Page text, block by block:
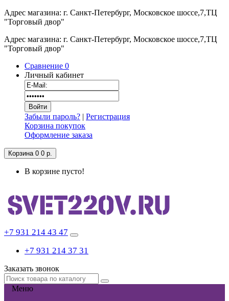
Адрес магазина: г. Санкт-Петербург, Московское шоссе,7,ТЦ
"Торговый двор"
Адрес магазина: г. Санкт-Петербург, Московское шоссе,7,ТЦ
"Торговый двор"
Сравнение 0
Личный кабинет
Забыли пароль? | Регистрация
Корзина покупок
Оформление заказа
Корзина 0 0 р.
В корзине пусто!
+7 931 214 43 47
+7 931 214 37 31
Заказать звонок
Меню